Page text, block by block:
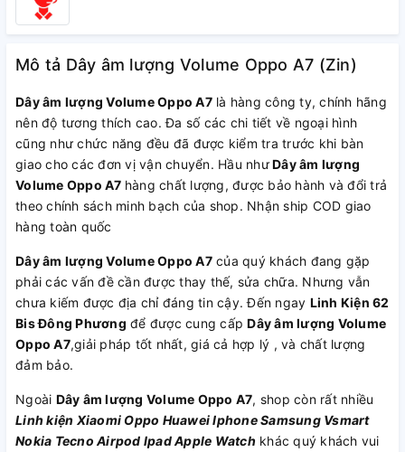
Mô tả Dây âm lượng Volume Oppo A7 (Zin)
Dây âm lượng Volume Oppo A7là hàng công ty, chính hãng
nên độ tương thích cao. Đa số các chi tiết về ngoại hình
cũng như chức năng đều đã được kiểm tra trước khi bàn
giao cho các đơn vị vận chuyển. Hầu nhưDây âm lượng
Volume Oppo A7 hàng chất lượng, được bảo hành và đổi trả
theo chính sách minh bạch của shop. Nhận ship COD giao
hàng toàn quốc
Dây âm lượng Volume Oppo A7của quý khách đang gặp
phải các vấn đề cần được thay thế, sửa chữa. Nhưng vẫn
chưa kiếm được địa chỉ đáng tin cậy. Đến ngay Linh Kiện 62
Bis Đông Phương để được cung cấpDây âm lượng Volume
Oppo A7,giải pháp tốt nhất, giá cả hợp lý , và chất lượng
đảm bảo.
Ngoài Dây âm lượng Volume Oppo A7, shop còn rất nhiều
Linh kiện Xiaomi Oppo HuaweiIphoneSamsung Vsmart
Nokia Tecno Airpod IpadApple Watch khác quý khách vui